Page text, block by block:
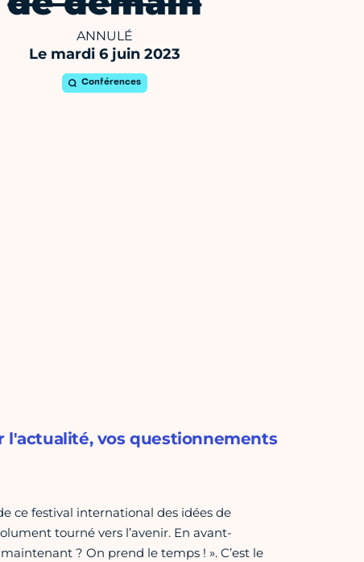
ANNULÉ
Le mardi 6 juin 2023
Conférences
l'actualité, vos questionnements
ce festival international des idées de
tourné vers l’avenir. En avant-
? On prend le temps ! ». C’est le